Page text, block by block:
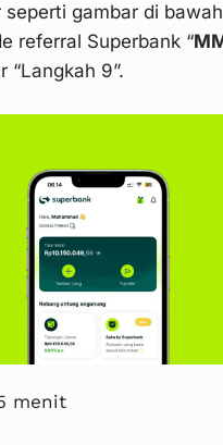
seperti gambar di
referral Superbank “
“Langkah 9”.
menit